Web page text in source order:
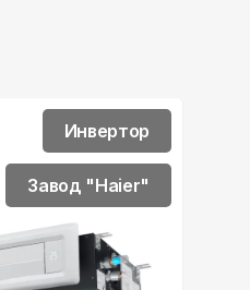
Инвертор
Завод "Haier"